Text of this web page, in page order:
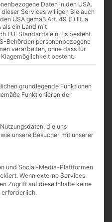
Daten in den USA.
Services willigen Sie auch
USA gemäß Art. 49 (1) lit. a
als ein Land mit
EU-Standards ein. Es besteht
Behörden personenbezogene
verarbeiten, ohne dass für
besteht.
Gruppen, für die eine
grundlegende Funktionen
Funktionieren der
die uns
unsere Besucher mit unserer
und Social-Media-Plattformen
Wenn externe Services
Zugriff auf diese Inhalte keine
erforderlich.